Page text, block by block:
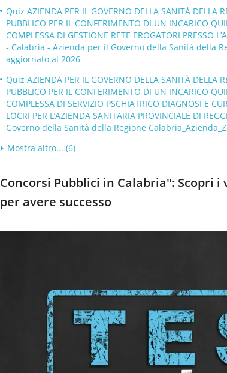
Quiz AZIENDA PER IL GOVERNO DELLA SANITÀ DELLA
PUBBLICO PER IL CONFERIMENTO DI UN INCARICO
COMPLESSA DI GESTIONE RETE EROGATORI PRESSO
- Calabria - Azienda per il Governo della Sanità della
aggiornato al 2026
Quiz AZIENDA PER IL GOVERNO DELLA SANITÀ DELLA
PUBBLICO PER IL CONFERIMENTO DI UN INCARICO
COMPLESSA DI SERVIZIO PSCHIATRICO DIAGNOSI E
LOCRI PER L’AZIENDA SANITARIA PROVINCIALE DI
Governo della Sanità della Regione
Mostra altro... (6)
Concorsi Pubblici in Calabria": Scopri
per avere successo